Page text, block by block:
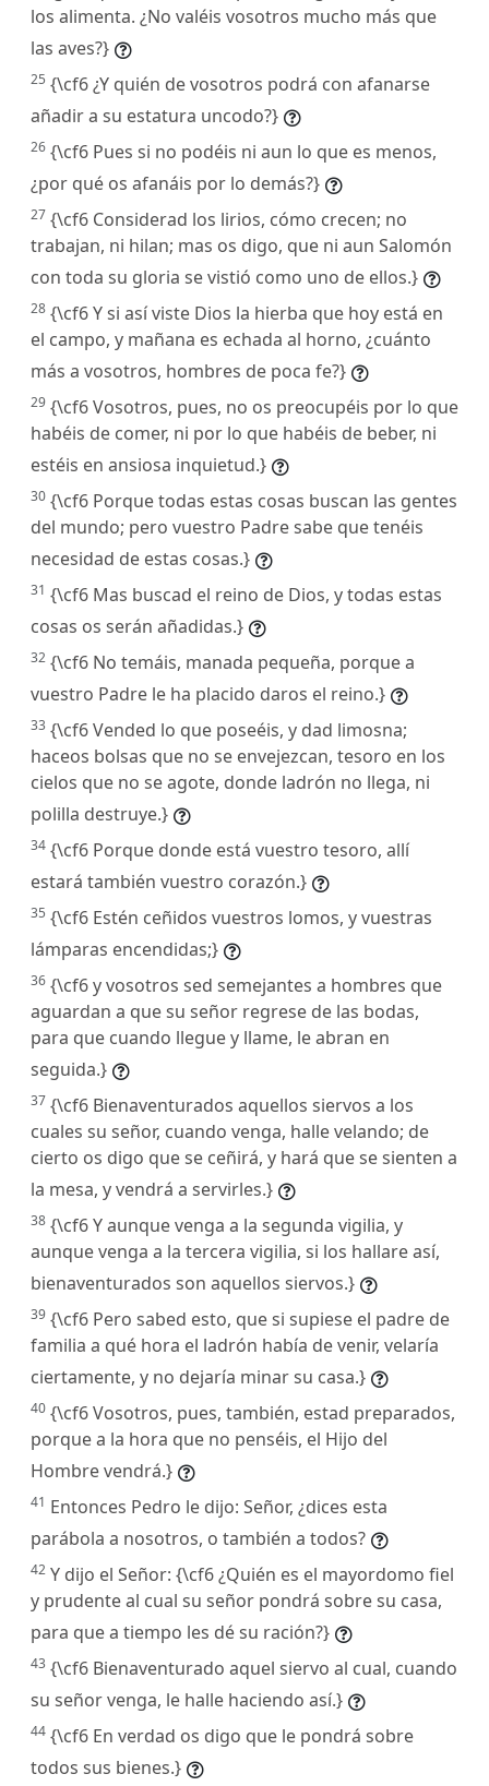
los alimenta. ¿No valéis vosotros mucho más que
las aves?}
25 {\cf6 ¿Y quién de vosotros podrá con afanarse
añadir a su estatura uncodo?}
26 {\cf6 Pues si no podéis ni aun lo que es menos,
¿por qué os afanáis por lo demás?}
27 {\cf6 Considerad los lirios, cómo crecen; no
trabajan, ni hilan; mas os digo, que ni aun Salomón
con toda su gloria se vistió como uno de ellos.}
28 {\cf6 Y si así viste Dios la hierba que hoy está en
el campo, y mañana es echada al horno, ¿cuánto
más a vosotros, hombres de poca fe?}
29 {\cf6 Vosotros, pues, no os preocupéis por lo que
habéis de comer, ni por lo que habéis de beber, ni
estéis en ansiosa inquietud.}
30 {\cf6 Porque todas estas cosas buscan las gentes
del mundo; pero vuestro Padre sabe que tenéis
necesidad de estas cosas.}
31 {\cf6 Mas buscad el reino de Dios, y todas estas
cosas os serán añadidas.}
32 {\cf6 No temáis, manada pequeña, porque a
vuestro Padre le ha placido daros el reino.}
33 {\cf6 Vended lo que poseéis, y dad limosna;
haceos bolsas que no se envejezcan, tesoro en los
cielos que no se agote, donde ladrón no llega, ni
polilla destruye.}
34 {\cf6 Porque donde está vuestro tesoro, allí
estará también vuestro corazón.}
35 {\cf6 Estén ceñidos vuestros lomos, y vuestras
lámparas encendidas;}
36 {\cf6 y vosotros sed semejantes a hombres que
aguardan a que su señor regrese de las bodas,
para que cuando llegue y llame, le abran en
seguida.}
37 {\cf6 Bienaventurados aquellos siervos a los
cuales su señor, cuando venga, halle velando; de
cierto os digo que se ceñirá, y hará que se sienten a
la mesa, y vendrá a servirles.}
38 {\cf6 Y aunque venga a la segunda vigilia, y
aunque venga a la tercera vigilia, si los hallare así,
bienaventurados son aquellos siervos.}
39 {\cf6 Pero sabed esto, que si supiese el padre de
familia a qué hora el ladrón había de venir, velaría
ciertamente, y no dejaría minar su casa.}
40 {\cf6 Vosotros, pues, también, estad preparados,
porque a la hora que no penséis, el Hijo del
Hombre vendrá.}
41 Entonces Pedro le dijo: Señor, ¿dices esta
parábola a nosotros, o también a todos?
42 Y dijo el Señor: {\cf6 ¿Quién es el mayordomo fiel
y prudente al cual su señor pondrá sobre su casa,
para que a tiempo les dé su ración?}
43 {\cf6 Bienaventurado aquel siervo al cual, cuando
su señor venga, le halle haciendo así.}
44 {\cf6 En verdad os digo que le pondrá sobre
todos sus bienes.}